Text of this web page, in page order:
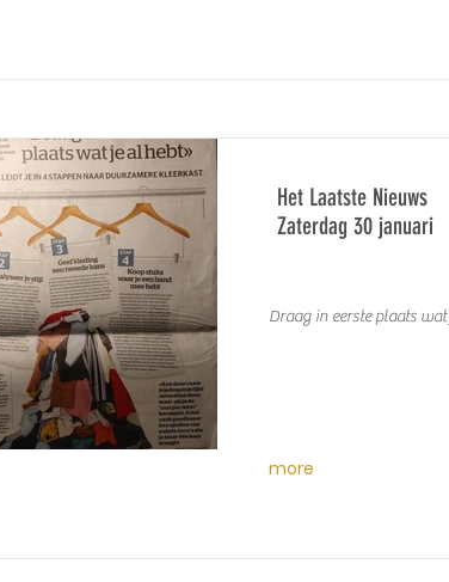
Het Laatste Nieuws
Zaterdag 30 januari
Draag in eerste plaats
more